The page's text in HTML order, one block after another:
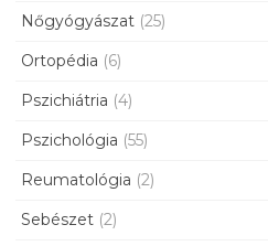
Nőgyógyászat (25)
Ortopédia (6)
Pszichiátria (4)
Pszichológia (55)
Reumatológia (2)
Sebészet (2)